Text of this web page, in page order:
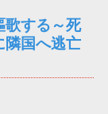
歌する～死
隣国へ逃亡